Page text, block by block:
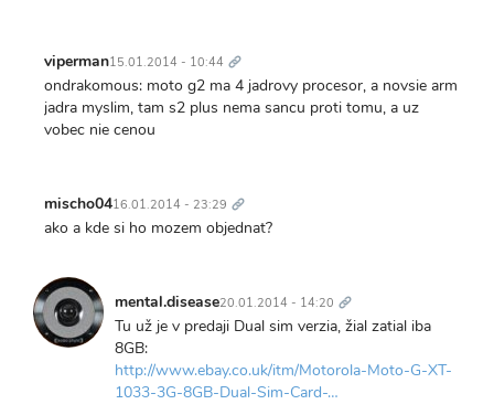
viperman15.01.2014 - 10:44 odkaz
ondrakomous: moto g2 ma 4 jadrovy procesor, a novsie arm
jadra myslim, tam s2 plus nema sancu proti tomu, a uz
vobec nie cenou
mischo0416.01.2014 - 23:29 odkaz
ako a kde si ho mozem objednat?
mental.disease20.01.2014 - 14:20 odkaz
Tu už je v predaji Dual sim verzia, žial zatial iba
8GB:
http://www.ebay.co.uk/itm/Motorola-Moto-G-XT-
1033-3G-8GB-Dual-Sim-Card-…